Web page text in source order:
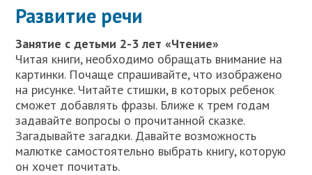
Развитие речи
Занятие с детьми 2-3 лет «Чтение»
Читая книги, необходимо обращать внимание на
картинки. Почаще спрашивайте, что изображено
на рисунке. Читайте стишки, в которых ребенок
сможет добавлять фразы. Ближе к трем годам
задавайте вопросы о прочитанной сказке.
Загадывайте загадки. Давайте возможность
малютке самостоятельно выбрать книгу, которую
он хочет почитать.